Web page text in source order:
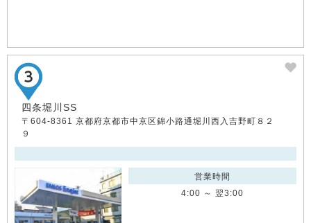
四条堀川SS
〒604-8361 京都府京都市中京区錦小路通堀川西入吉野町８２
９
営業時間
4:00 ～ 翌3:00